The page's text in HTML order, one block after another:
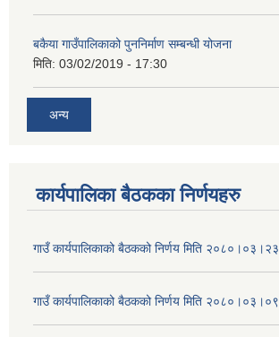
बकैया गाउँपालिकाको पुननिर्माण सम्बन्धी योजना
मिति: 03/02/2019 - 17:30
अन्य
कार्यपालिका बैठकका निर्णयहरु
गाउँ कार्यपालिकाको बैठकको निर्णय मिति २०८०।०३।२३
गाउँ कार्यपालिकाको बैठकको निर्णय मिति २०८०।०३।०९